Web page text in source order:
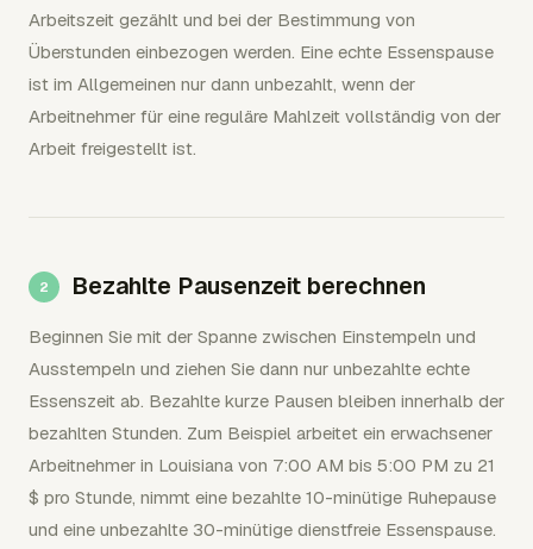
Arbeitszeit gezählt und bei der Bestimmung von
Überstunden einbezogen werden. Eine echte Essenspause
ist im Allgemeinen nur dann unbezahlt, wenn der
Arbeitnehmer für eine reguläre Mahlzeit vollständig von der
Arbeit freigestellt ist.
Bezahlte Pausenzeit berechnen
Beginnen Sie mit der Spanne zwischen Einstempeln und
Ausstempeln und ziehen Sie dann nur unbezahlte echte
Essenszeit ab. Bezahlte kurze Pausen bleiben innerhalb der
bezahlten Stunden. Zum Beispiel arbeitet ein erwachsener
Arbeitnehmer in Louisiana von 7:00 AM bis 5:00 PM zu 21
$ pro Stunde, nimmt eine bezahlte 10-minütige Ruhepause
und eine unbezahlte 30-minütige dienstfreie Essenspause.